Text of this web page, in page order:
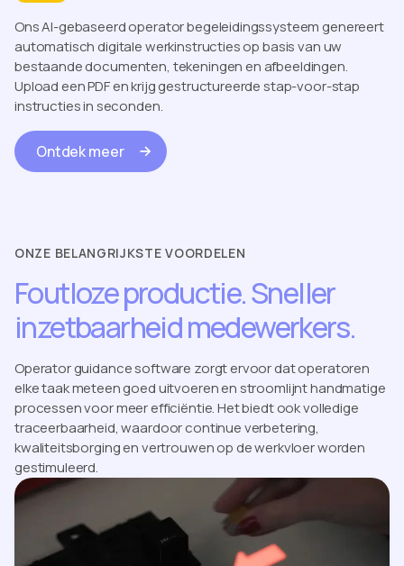
Ons AI-gebaseerd operator begeleidingssysteem genereert
automatisch digitale werkinstructies op basis van uw
bestaande documenten, tekeningen en afbeeldingen.
Upload een PDF en krijg gestructureerde stap-voor-stap
instructies in seconden.
Ontdek meer
ONZE BELANGRIJKSTE VOORDELEN
Foutloze productie. Sneller
inzetbaarheid medewerkers.
Operator guidance software zorgt ervoor dat operatoren
elke taak meteen goed uitvoeren en stroomlijnt handmatige
processen voor meer efficiëntie. Het biedt ook volledige
traceerbaarheid, waardoor continue verbetering,
kwaliteitsborging en vertrouwen op de werkvloer worden
gestimuleerd.